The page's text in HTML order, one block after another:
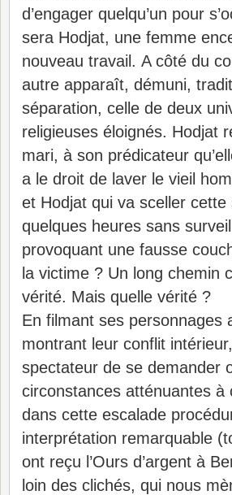
d’engager quelqu’un pour
sera Hodjat, une femme
nouveau travail. A côté du
autre apparaît, démuni,
séparation, celle de deux
religieuses éloignés. Hodjat
mari, à son prédicateur
a le droit de laver le vieil
et Hodjat qui va sceller
quelques heures sans
provoquant une fausse
la victime ? Un long chemin
vérité. Mais quelle vérité ?
En filmant ses personnages
montrant leur conflit
spectateur de se demander
circonstances atténuantes
dans cette escalade
interprétation remarquable
ont reçu l’Ours d’argent à
loin des clichés, qui nous